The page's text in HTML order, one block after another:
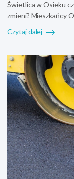
Świetlica w Osieku
zmieni? Mieszkańcy
Czytaj dalej